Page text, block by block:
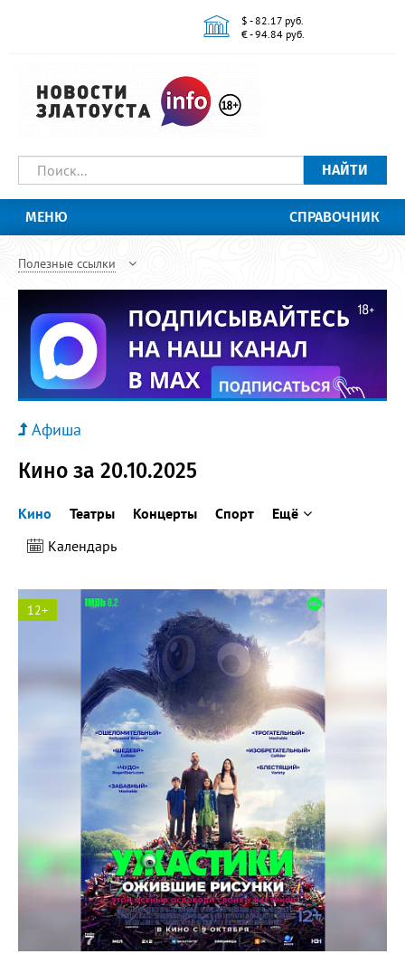
$ - 82.17 руб.
€ - 94.84 руб.
НАЙТИ
МЕНЮ СПРАВОЧНИК
Полезные ссылки
Афиша
Кино за 20.10.2025
Кино Театры Концерты Спорт
Ещё
Календарь
12+
Космос кинотеатр